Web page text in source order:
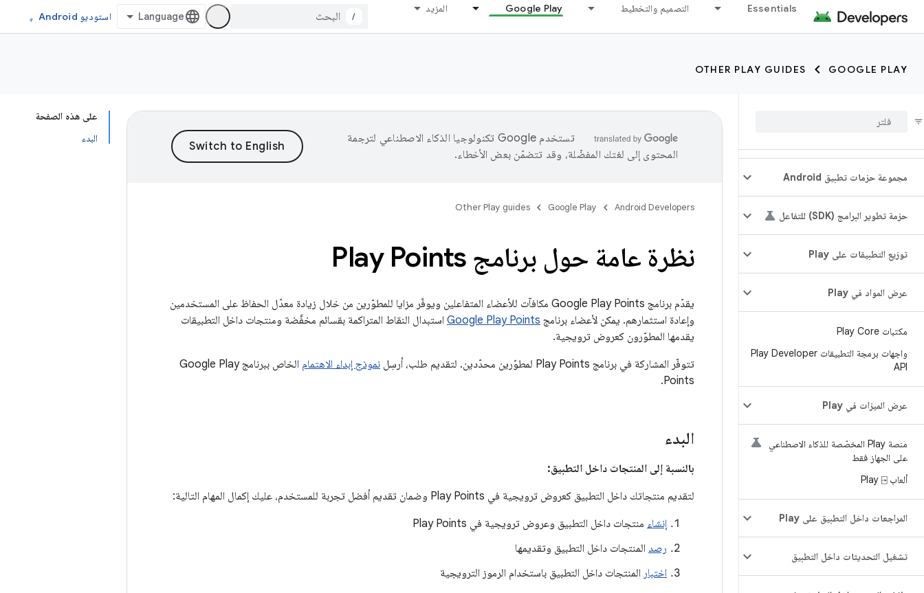
Essentials التصميم والتخطيط Google Play المزيد
/ استوديو Android
GOOGLE PLAY
OTHER PLAY GUIDES
مجموعة حزمات تطبيق Android
حزمة تطوير البرامج (SDK) للتفاعل
توزيع التطبيقات على Play
عرض المواد في Play
مكتبات Play Core
واجهات برمجة التطبيقات Play Developer
API
عرض الميزات في Play
منصة Play المخصّصة للذكاء الاصطناعي
على الجهاز فقط
ألعاب Play ⍈
المراجعات داخل التطبيق على Play
تشغيل التحديثات داخل التطبيق
على هذه الصفحة
البدء
تستخدم Google تكنولوجيا الذكاء الاصطناعي لترجمة
المحتوى إلى لغتك المفضّلة، وقد تتضمّن بعض الأخطاء.
Android Developers
Google Play
Other Play guides
نظرة عامة حول برنامج Play Points
يقدّم برنامج Google Play Points مكافآت للأعضاء المتفاعلين ويوفّر مزايا للمطوّرين من خلال زيادة معدّل الحفاظ على المستخدمين
وإعادة استثمارهم. يمكن لأعضاء برنامج Google Play Points استبدال النقاط المتراكمة بقسائم مخفَّضة ومنتجات داخل التطبيقات
يقدمها المطوّرون كعروض ترويجية.
تتوفّر المشاركة في برنامج Play Points لمطوّرين محدّدين. لتقديم طلب، أرسِل
نموذج إبداء الاهتمام
الخاص ببرنامج Google Play
Points.
البدء
بالنسبة إلى المنتجات داخل التطبيق:
لتقديم منتجاتك داخل التطبيق كعروض ترويجية في Play Points وضمان تقديم أفضل تجربة للمستخدم، عليك إكمال المهام التالية:
إنشاء منتجات داخل التطبيق وعروض ترويجية في Play Points
رصد المنتجات داخل التطبيق وتقديمها
اختبار المنتجات داخل التطبيق باستخدام الرموز الترويجية